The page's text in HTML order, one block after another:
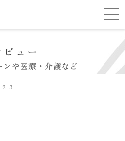
ビュー
ンや医療・介護など
2-3